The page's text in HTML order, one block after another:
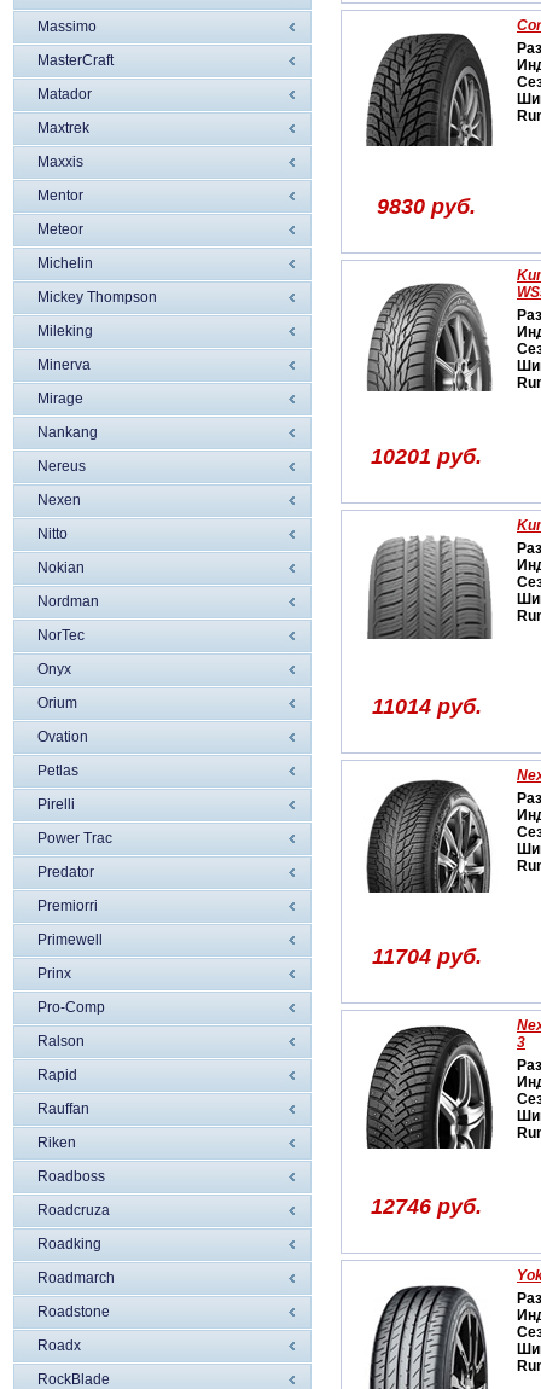
Massimo
MasterCraft
Matador
Maxtrek
Maxxis
Mentor
Meteor
Michelin
Mickey Thompson
Mileking
Minerva
Mirage
Nankang
Nereus
Nexen
Nitto
Nokian
Nordman
NorTec
Onyx
Orium
Ovation
Petlas
Pirelli
Power Trac
Predator
Premiorri
Primewell
Prinx
Pro-Comp
Ralson
Rapid
Rauffan
Riken
Roadboss
Roadcruza
Roadking
Roadmarch
Roadstone
Roadx
RockBlade
9830 руб.
10201 руб.
11014 руб.
11704 руб.
3
12746 руб.